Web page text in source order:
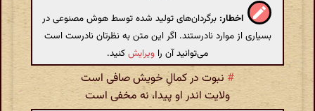
اخطار: برگردان‌های تولید شده توسط هوش مصنوعی در
بسیاری از موارد نادرستند. اگر این متن به نظرتان نادرست است
می‌توانید آن را ویرایشکنید.
# نبوت در کمالِ خویش صافی است
ولایت اندر او پیدا، نه مخفی است